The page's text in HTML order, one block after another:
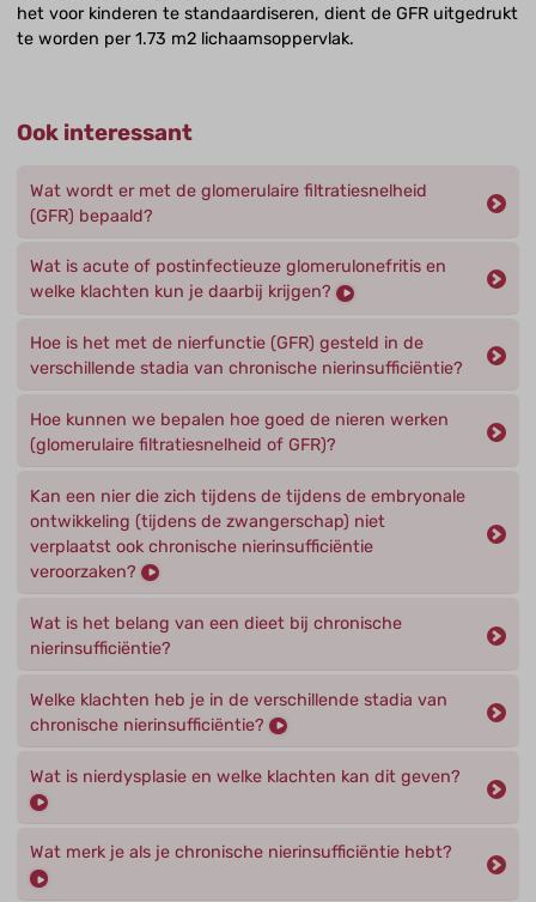
het voor kinderen te standaardiseren, dient de GFR uitgedrukt
te worden per 1.73 m2 lichaamsoppervlak.
Ook interessant
Wat wordt er met de glomerulaire filtratiesnelheid
(GFR) bepaald?
Wat is acute of postinfectieuze glomerulonefritis en
welke klachten kun je daarbij krijgen?
Hoe is het met de nierfunctie (GFR) gesteld in de
verschillende stadia van chronische nierinsufficiëntie?
Hoe kunnen we bepalen hoe goed de nieren werken
(glomerulaire filtratiesnelheid of GFR)?
Kan een nier die zich tijdens de tijdens de embryonale
ontwikkeling (tijdens de zwangerschap) niet
verplaatst ook chronische nierinsufficiëntie
veroorzaken?
Wat is het belang van een dieet bij chronische
nierinsufficiëntie?
Welke klachten heb je in de verschillende stadia van
chronische nierinsufficiëntie?
Wat is nierdysplasie en welke klachten kan dit geven?
Wat merk je als je chronische nierinsufficiëntie hebt?